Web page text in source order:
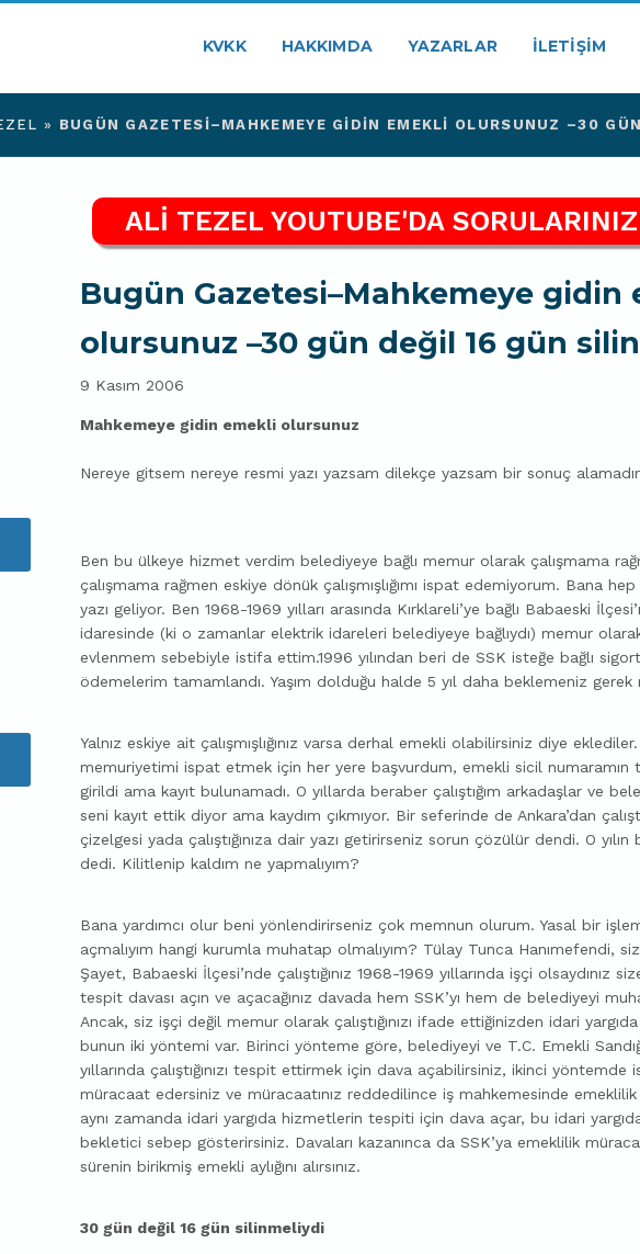
KVKK HAKKIMDA YAZARLAR İLETIŞIM
» BUGÜN GAZETESI–MAHKEMEYE GIDIN EMEKLI OLURSUNUZ –30
ALİ TEZEL YOUTUBE'DA
Bugün Gazetesi–Mahkemeye gidin
olursunuz –30 gün değil 16 gün
9 Kasım 2006
Mahkemeye gidin emekli olursunuz
Nereye gitsem nereye resmi yazı yazsam dilekçe yazsam bir sonuç
Ben bu ülkeye hizmet verdim belediyeye bağlı memur olarak çalışmama
çalışmama rağmen eskiye dönük çalışmışlığımı ispat edemiyorum. Bana hep
yazı geliyor. Ben 1968-1969 yılları arasında Kırklareli’ye bağlı Babaeski
idaresinde (ki o zamanlar elektrik idareleri belediyeye bağlıydı) memur
evlenmem sebebiyle istifa ettim.1996 yılından beri de SSK isteğe bağlı
ödemelerim tamamlandı. Yaşım dolduğu halde 5 yıl daha beklemeniz gerek
Yalnız eskiye ait çalışmışlığınız varsa derhal emekli olabilirsiniz diye
memuriyetimi ispat etmek için her yere başvurdum, emekli sicil numaramın
girildi ama kayıt bulunamadı. O yıllarda beraber çalıştığım arkadaşlar ve
seni kayıt ettik diyor ama kaydım çıkmıyor. Bir seferinde de Ankara’dan
çizelgesi yada çalıştığınıza dair yazı getirirseniz sorun çözülür dendi. O
dedi. Kilitlenip kaldım ne yapmalıyım?
Bana yardımcı olur beni yönlendirirseniz çok memnun olurum. Yasal bir
açmalıyım hangi kurumla muhatap olmalıyım? Tülay Tunca Hanımefendi,
Şayet, Babaeski İlçesi’nde çalıştığınız 1968-1969 yıllarında işçi olsaydınız
tespit davası açın ve açacağınız davada hem SSK’yı hem de belediyeyi
Ancak, siz işçi değil memur olarak çalıştığınızı ifade ettiğinizden idari
bunun iki yöntemi var. Birinci yönteme göre, belediyeyi ve T.C. Emekli
yıllarında çalıştığınızı tespit ettirmek için dava açabilirsiniz, ikinci yöntemde
müracaat edersiniz ve müracaatınız reddedilince iş mahkemesinde emeklilik
aynı zamanda idari yargıda hizmetlerin tespiti için dava açar, bu idari
bekletici sebep gösterirsiniz. Davaları kazanınca da SSK’ya emeklilik
sürenin birikmiş emekli aylığını alırsınız.
30 gün değil 16 gün silinmeliydi